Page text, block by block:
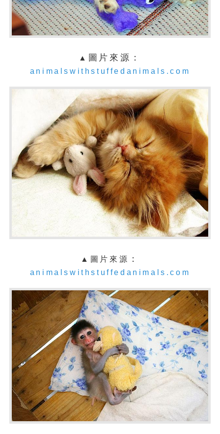
▲ 圖片來源：
animalswithstuffedanimals.com
▲圖片來源 ：
animalswithstuffedanimals.com